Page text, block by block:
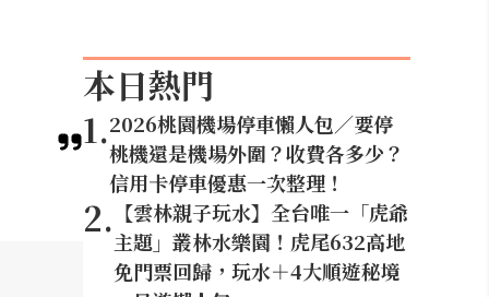
本日熱門
1.2026桃園機場停車懶人包／要停
桃機還是機場外圍？收費各多少？
信用卡停車優惠一次整理！
2. 【雲林親子玩水】全台唯一「虎爺
主題」叢林水樂園！虎尾632高地
免門票回歸，玩水＋4大順遊秘境